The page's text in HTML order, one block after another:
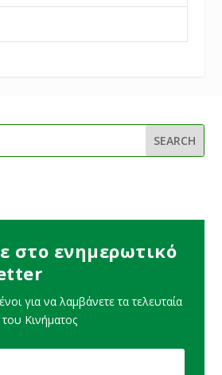
στο ενημερωτικό
για να λαμβάνετε τα τελευταία
του Κινήματος